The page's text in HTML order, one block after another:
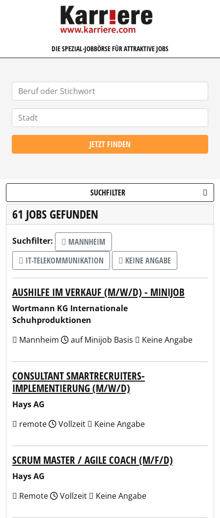
KARRIERE.COM
DIE SPEZIAL-JOBBÖRSE FÜR ATTRAKTIVE JOBS
JETZT FINDEN
SUCHFILTER
61 JOBS GEFUNDEN
Suchfilter:
MANNHEIM
IT-TELEKOMMUNIKATION
KEINE ANGABE
AUSHILFE IM VERKAUF (M/W/D) - MINIJOB
Wortmann KG Internationale
Schuhproduktionen
Mannheim
auf Minijob Basis Keine Angabe
CONSULTANT SMARTRECRUITERS-
IMPLEMENTIERUNG (M/W/D)
Hays AG
remote
Vollzeit Keine Angabe
SCRUM MASTER / AGILE COACH (M/F/D)
Hays AG
Remote
Vollzeit Keine Angabe